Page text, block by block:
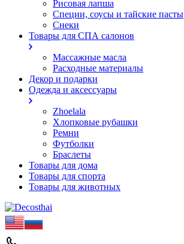
Рисовая лапша
Специи, соусы и тайские пасты
Снеки
Товары для СПА салонов
Массажные масла
Расходные материалы
Декор и подарки
Одежда и аксессуары
Zhoelala
Хлопковые рубашки
Ремни
Футболки
Браслеты
Товары для дома
Товары для спорта
Товары для животных